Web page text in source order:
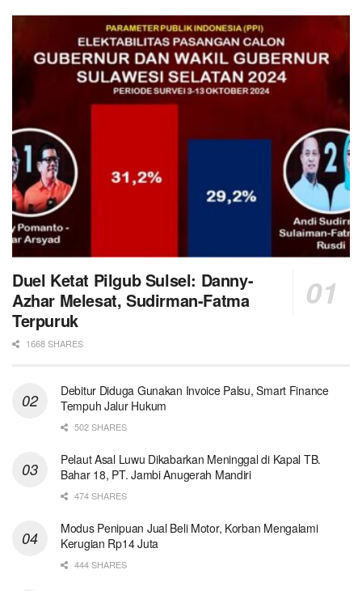
Duel Ketat Pilgub Sulsel: Danny-
Azhar Melesat, Sudirman-Fatma
Terpuruk
1668 SHARES
Debitur Diduga Gunakan Invoice Palsu, Smart Finance
Tempuh Jalur Hukum
502 SHARES
Pelaut Asal Luwu Dikabarkan Meninggal di Kapal TB.
Bahar 18, PT. Jambi Anugerah Mandiri
474 SHARES
Modus Penipuan Jual Beli Motor, Korban Mengalami
Kerugian Rp14 Juta
444 SHARES